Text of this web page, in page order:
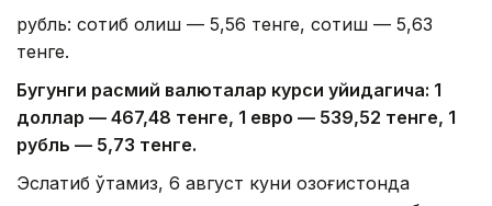
рубль: сотиб олиш — 5,56 тенге, сотиш — 5,63
тенге.
Бугунги расмий валюталар курси қуйидагича: 1
доллар — 467,48 тенге, 1 евро — 539,52 тенге, 1
рубль — 5,73 тенге.
Эслатиб ўтамиз, 6 август куни Қозоғистонда